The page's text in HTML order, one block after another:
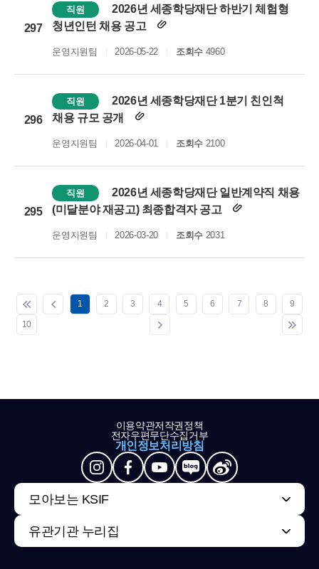
297
직원
2026년 세종학당재단 하반기 체험형
청년인턴 채용 공고
운영지원팀 2026-05-22 조회수4960
296
직원
2026년 세종학당재단 1분기 친인척
채용 규모 공개
운영지원팀 2026-04-01 조회수2100
295
직원
2026년 세종학당재단 일반계약직 채용
(미달분야 재공고) 최종합격자 공고
운영지원팀 2026-03-20 조회수2031
1 2 3 4 5 6 7 8 9
10
이용약관저작권정책
전자우편무단수집거부
개인정보처리방침
모아보는 KSIF
유관기관 누리집